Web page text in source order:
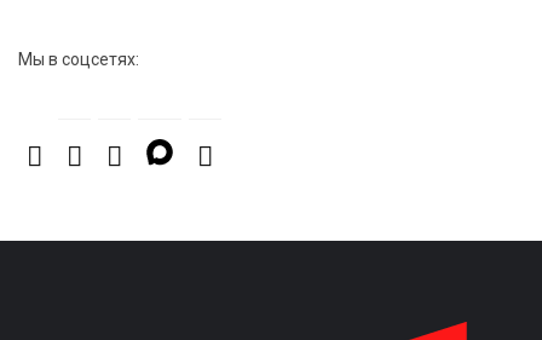
Мы в соцсетях: